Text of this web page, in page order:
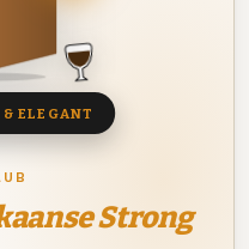
Strong
& ELEGANT